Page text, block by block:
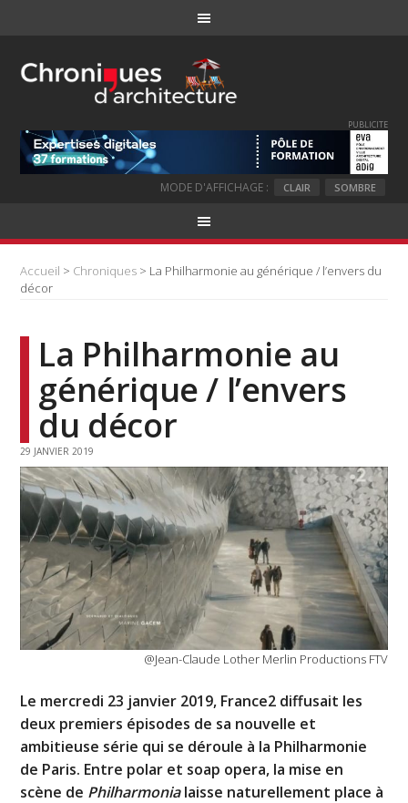
PUBLICITE
MODE D'AFFICHAGE : CLAIR SOMBRE
Accueil > Chroniques > La Philharmonie au générique / l’envers du
décor
La Philharmonie au
générique / l’envers
du décor
29 JANVIER 2019
@Jean-Claude Lother Merlin Productions FTV
Le mercredi 23 janvier 2019, France2 diffusait les
deux premiers épisodes de sa nouvelle et
ambitieuse série qui se déroule à la Philharmonie
de Paris. Entre polar et soap opera, la mise en
scène de Philharmonialaisse naturellement place à